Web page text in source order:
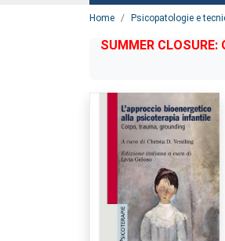
Home Psicopatologie e
SUMMER CLOSURE: